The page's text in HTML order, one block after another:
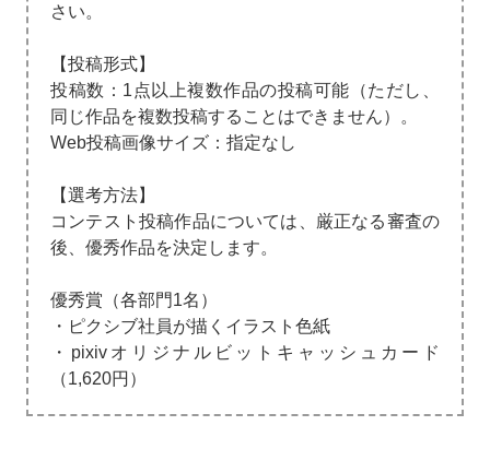
さい。
【投稿形式】
投稿数：1点以上複数作品の投稿可能（ただし、
同じ作品を複数投稿することはできません）。
Web投稿画像サイズ：指定なし
【選考方法】
コンテスト投稿作品については、厳正なる審査の
後、優秀作品を決定します。
優秀賞（各部門1名）
・ピクシブ社員が描くイラスト色紙
・pixivオリジナルビットキャッシュカード
（1,620円）